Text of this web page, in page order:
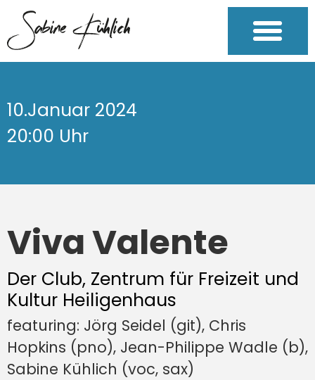
10.Januar 2024
20:00 Uhr
Viva Valente
Der Club, Zentrum für Freizeit und
Kultur Heiligenhaus
featuring: Jörg Seidel (git), Chris
Hopkins (pno), Jean-Philippe Wadle (b),
Sabine Kühlich (voc, sax)